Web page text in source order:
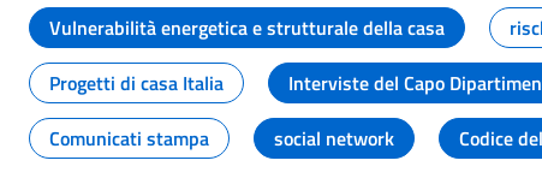
Vulnerabilità energetica e strutturale della casa
Progetti di casa Italia
Interviste del Capo
Comunicati stampa
social network Codice